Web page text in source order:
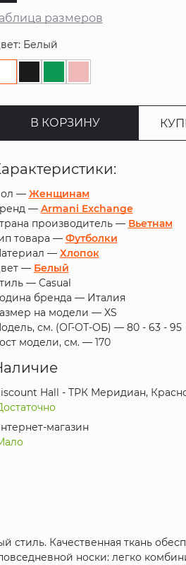
размеров
Белый
В КОРЗИНУ
— Женщинам
— Armani Exchange
производитель — Вьетнам
товара — Футболки
— Хлопок
— Белый
— Casual
бренда — Италия
на модели — XS
см. (ОГ-ОТ-ОБ) — 80 - 63 - 95
модели, см. — 170
Hall - ТРК Меридиан,
магазин
стиль. Качественная ткань
носки: легко